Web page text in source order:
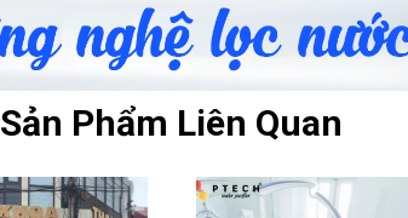
Sản Phẩm Liên Quan